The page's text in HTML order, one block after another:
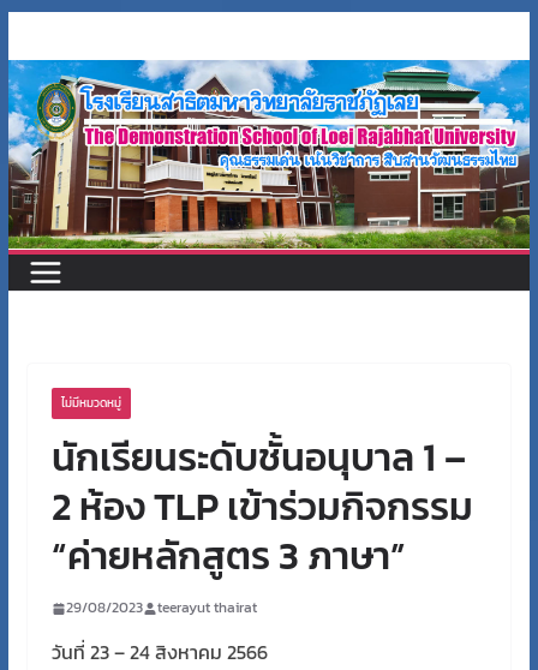
to
content
ไม่มีหมวดหมู่
นักเรียนระดับชั้นอนุบาล 1 –
2 ห้อง TLP เข้าร่วมกิจกรรม
“ค่ายหลักสูตร 3 ภาษา”
29/08/2023 teerayut thairat
วันที่ 23 – 24 สิงหาคม 2566